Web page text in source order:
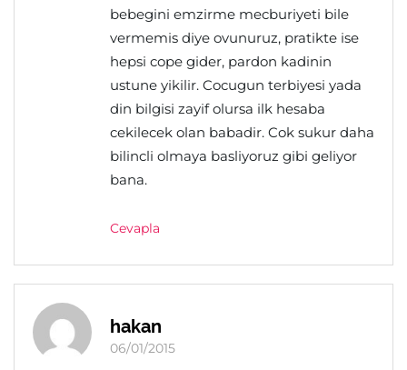
bebegini emzirme mecburiyeti bile
vermemis diye ovunuruz, pratikte ise
hepsi cope gider, pardon kadinin
ustune yikilir. Cocugun terbiyesi yada
din bilgisi zayif olursa ilk hesaba
cekilecek olan babadir. Cok sukur daha
bilincli olmaya basliyoruz gibi geliyor
bana.
Cevapla
hakan
06/01/2015